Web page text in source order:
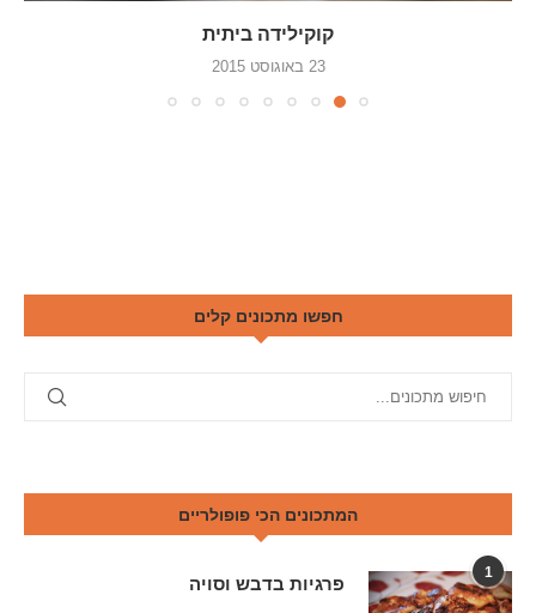
קוקילידה ביתית
23 באוגוסט 2015
חפשו מתכונים קלים
המתכונים הכי פופולריים
1
פרגיות בדבש וסויה